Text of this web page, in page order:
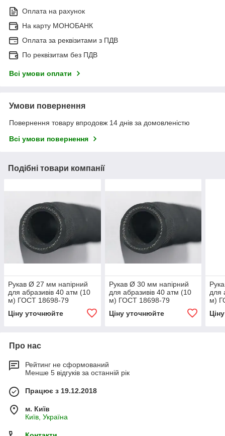
Оплата на рахунок
На карту МОНОБАНК
Оплата за реквізитами з ПДВ
По реквізитам без ПДВ
Всі умови оплати
Умови повернення
Повернення товару впродовж 14 днів за домовленістю
Всі умови повернення
Подібні товари компанії
Рукав Ø 27 мм напірний
для абразивів 40 атм (10
м) ГОСТ 18698-79
Ціну уточнюйте
Рукав Ø 30 мм напірний
для абразивів 40 атм (10
м) ГОСТ 18698-79
Ціну уточнюйте
для
м)
Про нас
Рейтинг не сформований
Менше 5 відгуків за останній рік
Працює з 19.12.2018
м. Київ
Київ, Україна